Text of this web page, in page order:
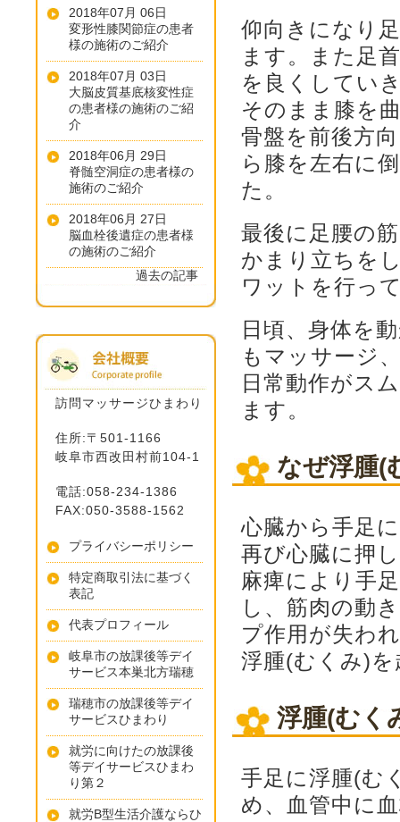
仰向きになり
ます。また足
を良くしてい
そのまま膝を
骨盤を前後方
ら膝を左右に
た。
最後に足腰の
かまり立ちを
ワットを行っ
日頃、身体を
もマッサージ
日常動作がス
ます。
なぜ浮腫(
心臓から手足
再び心臓に押
麻痺により手
し、筋肉の動
プ作用が失わ
浮腫(むくみ)
浮腫(むく
手足に浮腫(む
め、血管中に
2018年07月 06日
変形性膝関節症の患者
様の施術のご紹介
2018年07月 03日
大脳皮質基底核変性症
の患者様の施術のご紹
介
2018年06月 29日
脊髄空洞症の患者様の
施術のご紹介
2018年06月 27日
脳血栓後遺症の患者様
の施術のご紹介
過去の記事
訪問マッサージひまわり
住所:〒501-1166
岐阜市西改田村前104-1
電話:058-234-1386
FAX:050-3588-1562
プライバシーポリシー
特定商取引法に基づく
表記
代表プロフィール
岐阜市の放課後等デイ
サービス本巣北方瑞穂
瑞穂市の放課後等デイ
サービスひまわり
就労に向けたの放課後
等デイサービスひまわ
り第２
就労B型生活介護ならひ